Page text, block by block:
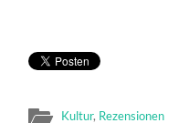
Kultur, Rezensionen